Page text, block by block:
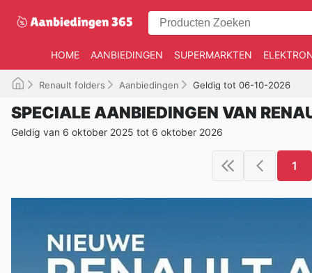
HOME AANBIEDINGEN SUPERMARKTEN
Renault folders Aanbiedingen Geldig tot 06-10-2026
SPECIALE AANBIEDINGEN VAN
Geldig van 6 oktober 2025 tot 6 oktober 2026
1